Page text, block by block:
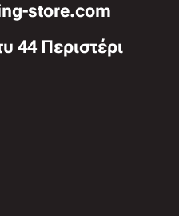
store.com
44 Περιστέρι